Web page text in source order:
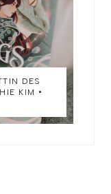
DES
KIM •